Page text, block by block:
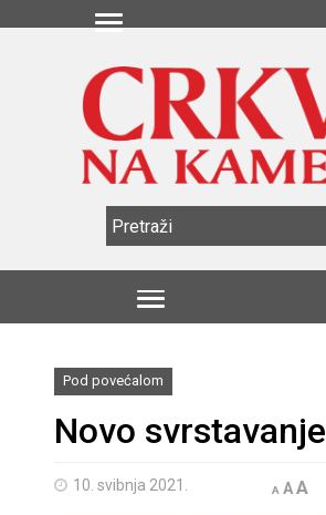
Pod povećalom
Novo svrstavanje
10. svibnja 2021. A AA